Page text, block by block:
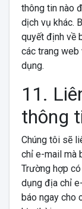
thông tin nào
dịch vụ khác.
quyết định về
các trang
dụng.
11.
thông
Chúng tôi sẽ
chỉ e-mail mà
Trường hợp
dụng địa chỉ
báo ngay cho